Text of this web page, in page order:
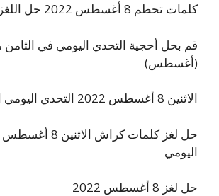
كلمات تحطم 8 أغسطس 2022 حل اللغز
قم بحل أحجية التحدي اليومي في
(أغسطس)
الاثنين 8 أغسطس 2022 التحدي اليومي الغامض
اليومي
حل لغز 8 أغسطس 2022